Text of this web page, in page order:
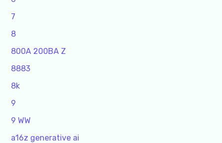
7
8
800A 200BA Z
8883
8k
9
9 WW
a16z generative ai